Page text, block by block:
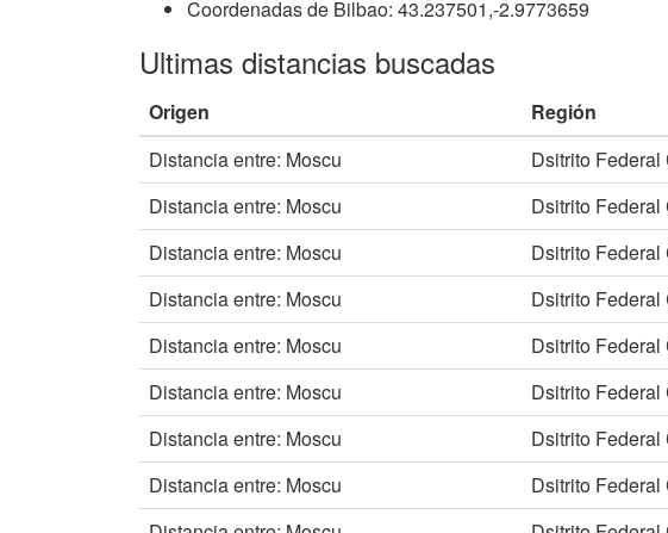
Coordenadas de Bilbao: 43.237501,-2.9773659
Ultimas distancias buscadas
Origen Región
Distancia entre: Moscu
Dsitrito Federal
Distancia entre: Moscu
Dsitrito Federal
Distancia entre: Moscu
Dsitrito Federal
Distancia entre: Moscu
Dsitrito Federal
Distancia entre: Moscu
Dsitrito Federal
Distancia entre: Moscu
Dsitrito Federal
Distancia entre: Moscu
Dsitrito Federal
Distancia entre: Moscu
Dsitrito Federal